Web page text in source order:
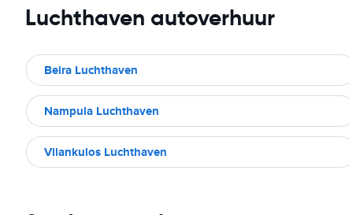
Luchthaven autoverhuur
Beira Luchthaven
Nampula Luchthaven
Vilankulos Luchthaven